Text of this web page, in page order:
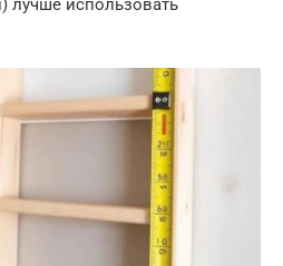
лучше использовать